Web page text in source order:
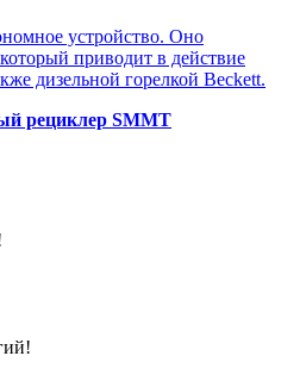
устройство. Оно
приводит в действие
дизельной горелкой Beckett.
рециклер SMMT